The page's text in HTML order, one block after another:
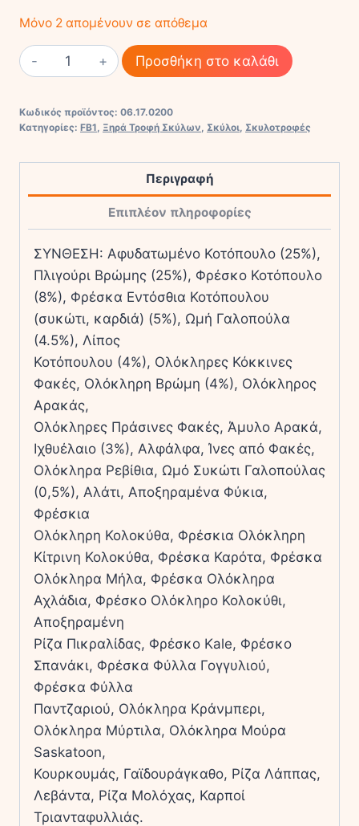
Μόνο 2 απομένουν σε απόθεμα
ACANA
PRAIRIE
ποσότητα
Προσθήκη στο καλάθι
Κωδικός προϊόντος: 06.17.0200
Κατηγορίες: FB1, Ξηρά Τροφή Σκύλων, Σκύλοι, Σκυλοτροφές
Περιγραφή
Επιπλέον πληροφορίες
ΣΥΝΘΕΣΗ: Αφυδατωµένο Κοτόπουλο (25%),
Πλιγούρι Βρώµης (25%), Φρέσκο Κοτόπουλο
(8%), Φρέσκα Εντόσθια Κοτόπουλου
(συκώτι, καρδιά) (5%), Ωµή Γαλοπούλα
(4.5%), Λίπος
Κοτόπουλου (4%), Ολόκληρες Κόκκινες
Φακές, Ολόκληρη Βρώµη (4%), Ολόκληρος
Αρακάς,
Ολόκληρες Πράσινες Φακές, Άµυλο Αρακά,
Ιχθυέλαιο (3%), Αλφάλφα, Ίνες από Φακές,
Ολόκληρα Ρεβίθια, Ωµό Συκώτι Γαλοπούλας
(0,5%), Αλάτι, Αποξηραµένα Φύκια,
Φρέσκια
Ολόκληρη Κολοκύθα, Φρέσκια Ολόκληρη
Κίτρινη Κολοκύθα, Φρέσκα Καρότα, Φρέσκα
Ολόκληρα Μήλα, Φρέσκα Ολόκληρα
Αχλάδια, Φρέσκο Ολόκληρο Κολοκύθι,
Αποξηραµένη
Ρίζα Πικραλίδας, Φρέσκο Kale, Φρέσκο
Σπανάκι, Φρέσκα Φύλλα Γογγυλιού,
Φρέσκα Φύλλα
Παντζαριού, Ολόκληρα Κράνµπερι,
Ολόκληρα Μύρτιλα, Ολόκληρα Μούρα
Saskatoon,
Κουρκουµάς, Γαϊδουράγκαθο, Ρίζα Λάππας,
Λεβάντα, Ρίζα Μολόχας, Καρποί
Τριανταφυλλιάς.